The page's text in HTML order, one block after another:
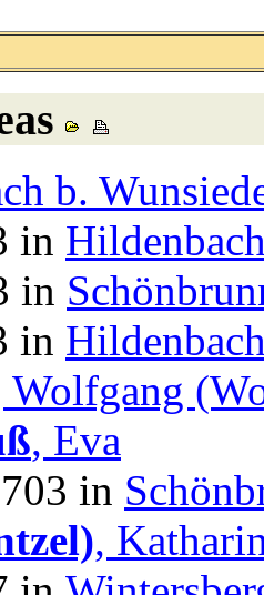
b.
in
in
in
Wolfgang
, Eva
in
,